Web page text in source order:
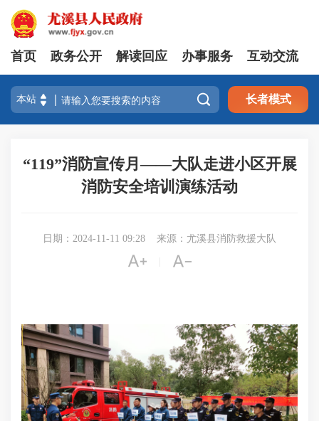
首页 政务公开 解读回应 办事服务 互动交流
 长者模式
“119”消防宣传月——大队走进小区开展
消防安全培训演练活动
日期：2024-11-11 09:28 来源：尤溪县消防救援大队
 